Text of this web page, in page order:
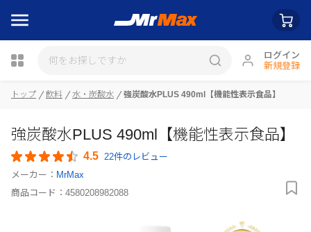
ログイン
新規登録
トップ 飲料 水・炭酸水 強炭酸水PLUS 490ml【機能性表示食品】
強炭酸水PLUS 490ml【機能性表示食品】
4.5 22件のレビュー
メーカー： MrMax
商品コード： 4580208982088